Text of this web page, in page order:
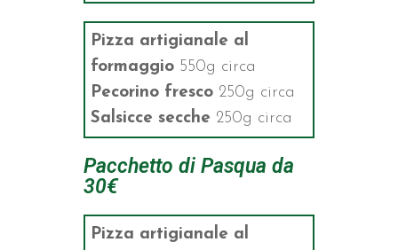
Pizza artigianale al
formaggio 550g circa
Pecorino fresco 250g circa
Salsicce secche 250g circa
Pacchetto di Pasqua da
30€
Pizza artigianale al